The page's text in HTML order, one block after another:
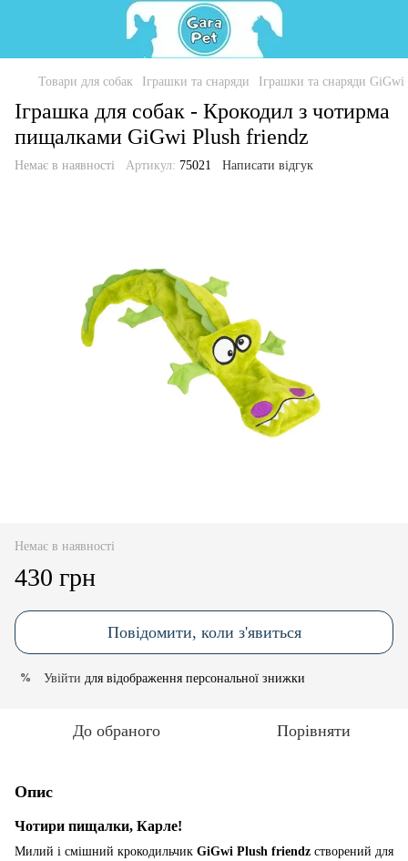
Товари для собак Іграшки та снаряди Іграшки та снаряди GiGwi
Іграшка для собак - Крокодил з чотирма
пищалками GiGwi Plush friendz
Немає в наявності Артикул: 75021 Написати відгук
Немає в наявності
430 грн
Повідомити, коли з'явиться
% Увійти для відображення персональної знижки
До обраного Порівняти
Опис
Чотири пищалки, Карле!
Милий і смішний крокодильчик GiGwi Plush friendz створений для